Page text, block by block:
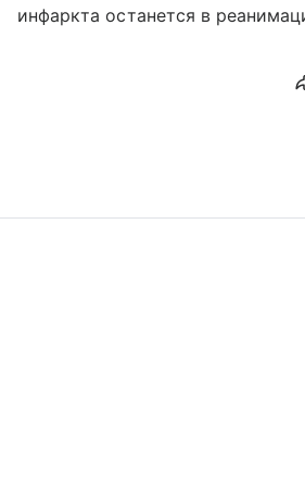
инфаркта останется в